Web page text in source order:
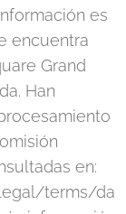
es
encuentra
Grand
Han
en:
terms/da